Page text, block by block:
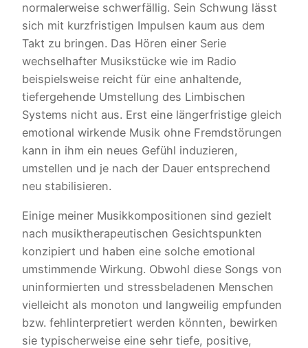
normalerweise schwerfällig. Sein Schwung lässt
sich mit kurzfristigen Impulsen kaum aus dem
Takt zu bringen. Das Hören einer Serie
wechselhafter Musikstücke wie im Radio
beispielsweise reicht für eine anhaltende,
tiefergehende Umstellung des Limbischen
Systems nicht aus. Erst eine längerfristige gleich
emotional wirkende Musik ohne Fremdstörungen
kann in ihm ein neues Gefühl induzieren,
umstellen und je nach der Dauer entsprechend
neu stabilisieren.
Einige meiner Musikkompositionen sind gezielt
nach musiktherapeutischen Gesichtspunkten
konzipiert und haben eine solche emotional
umstimmende Wirkung. Obwohl diese Songs von
uninformierten und stressbeladenen Menschen
vielleicht als monoton und langweilig empfunden
bzw. fehlinterpretiert werden könnten, bewirken
sie typischerweise eine sehr tiefe, positive,